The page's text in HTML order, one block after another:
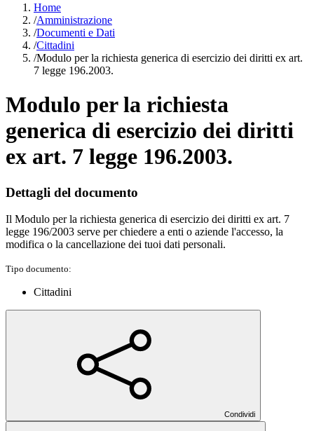
Home
/Amministrazione
/Documenti e Dati
/Cittadini
/Modulo per la richiesta generica di esercizio dei diritti ex art.
7 legge 196.2003.
Modulo per la richiesta
generica di esercizio dei diritti
ex art. 7 legge 196.2003.
Dettagli del documento
Il Modulo per la richiesta generica di esercizio dei diritti ex art. 7
legge 196/2003 serve per chiedere a enti o aziende l'accesso, la
modifica o la cancellazione dei tuoi dati personali.
Tipo documento:
Cittadini
Condividi